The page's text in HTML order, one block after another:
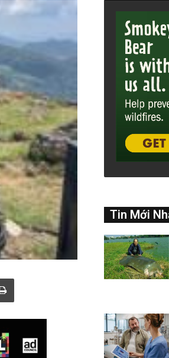
Print
Tin Mới